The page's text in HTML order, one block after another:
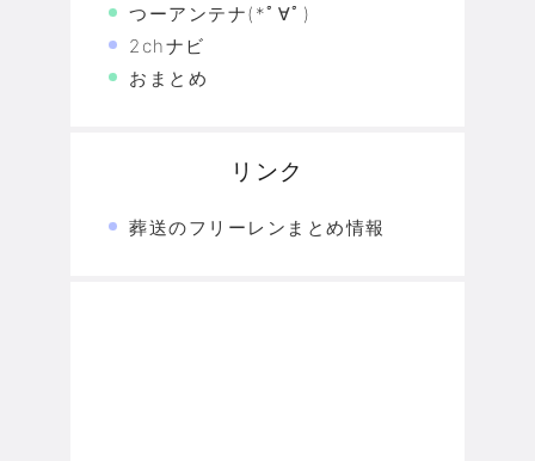
つーアンテナ(*ﾟ∀ﾟ)
2chナビ
おまとめ
リンク
葬送のフリーレンまとめ情報